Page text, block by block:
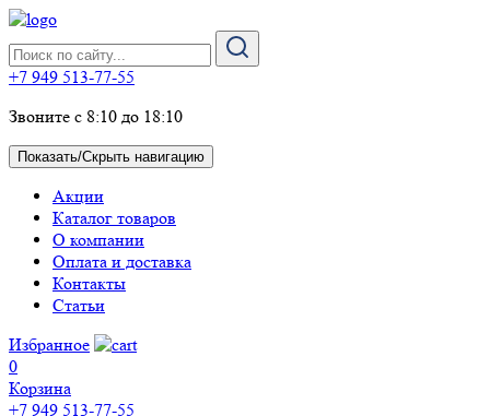
+7 949 513-77-55
Звоните с 8:10 до 18:10
Показать/Скрыть навигацию
Акции
Каталог товаров
О компании
Оплата и доставка
Контакты
Статьи
Избранное
0
Корзина
+7 949 513-77-55